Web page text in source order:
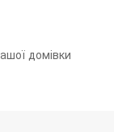
домівки